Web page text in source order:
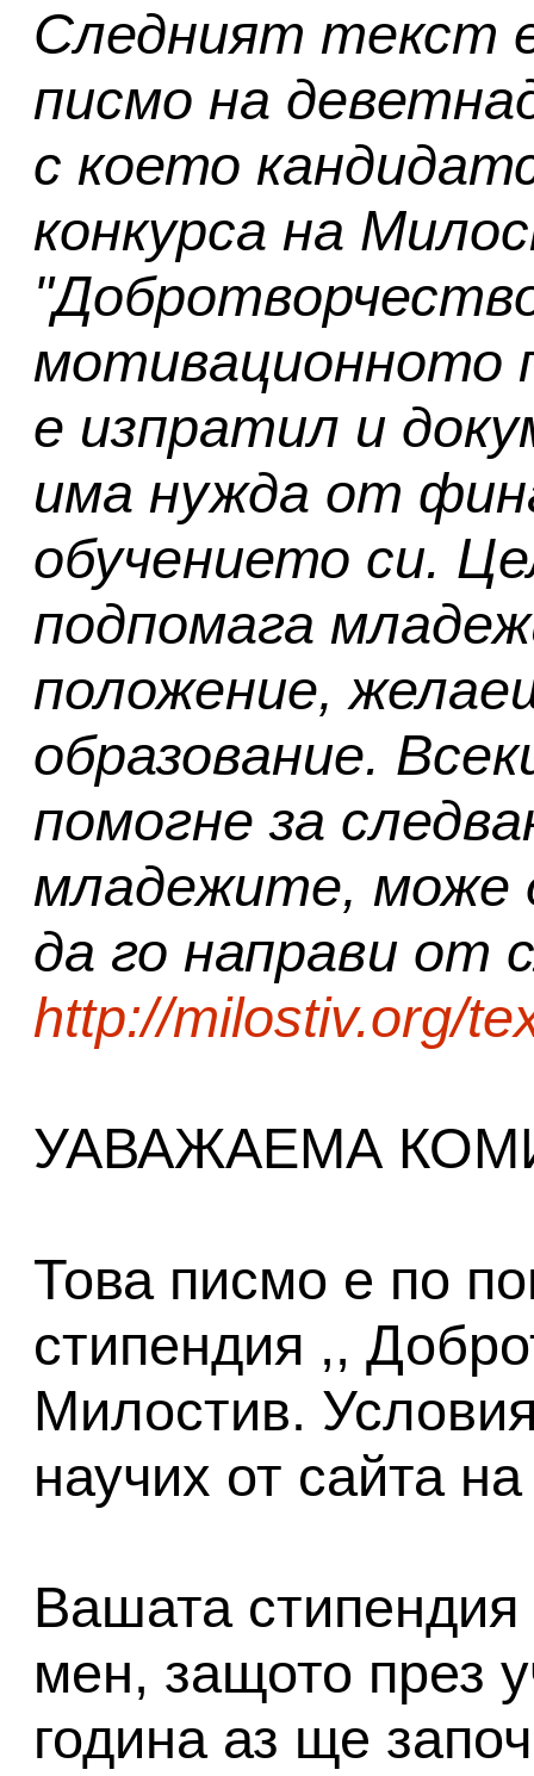
Следният текст
писмо на
с което
конкурса на
мотивационното
е изпратил и
има нужда от
обучението си.
подпомага
положение,
образование.
помогне за
младежите, може
да го направи от
http://milostiv.org/
УАВАЖАЕМА
Това писмо е по
стипендия ,,
Милостив.
научих от сайта
Вашата стипендия
мен, защото през
година аз ще